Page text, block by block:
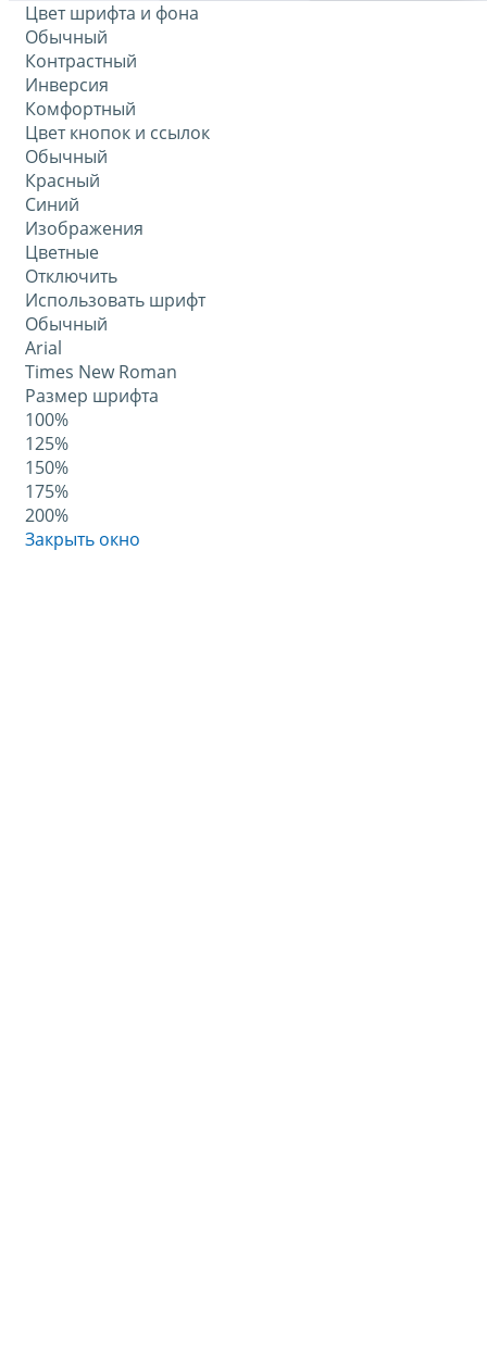
Цвет шрифта и фона
Обычный
Контрастный
Инверсия
Комфортный
Цвет кнопок и ссылок
Обычный
Красный
Синий
Изображения
Цветные
Отключить
Использовать шрифт
Обычный
Arial
Times New Roman
Размер шрифта
100%
125%
150%
175%
200%
Закрыть окно